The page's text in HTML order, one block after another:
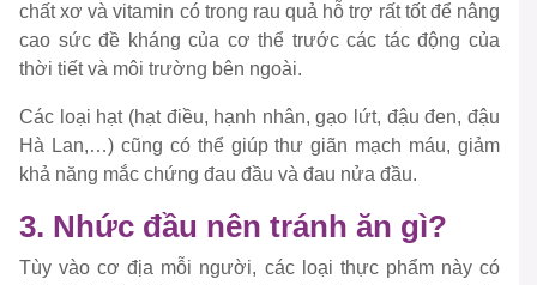
chất xơ và vitamin có trong rau quả hỗ trợ rất tốt để nâng
cao sức đề kháng của cơ thể trước các tác động của
thời tiết và môi trường bên ngoài.
Các loại hạt (hạt điều, hạnh nhân, gạo lứt, đậu đen, đậu
Hà Lan,…) cũng có thể giúp thư giãn mạch máu, giảm
khả năng mắc chứng đau đầu và đau nửa đầu.
3. Nhức đầu nên tránh ăn gì?
Tùy vào cơ địa mỗi người, các loại thực phẩm này có